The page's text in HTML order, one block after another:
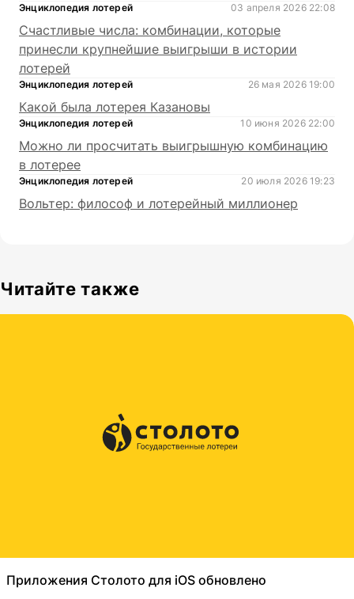
Энциклопедия лотерей 03 апреля 2026 22:08
Счастливые числа: комбинации, которые
принесли крупнейшие выигрыши в истории
лотерей
Энциклопедия лотерей 26 мая 2026 19:00
Какой была лотерея Казановы
Энциклопедия лотерей 10 июня 2026 22:00
Можно ли просчитать выигрышную комбинацию
в лотерее
Энциклопедия лотерей 20 июля 2026 19:23
Вольтер: философ и лотерейный миллионер
Читайте также
Приложения Столото для iOS обновлено